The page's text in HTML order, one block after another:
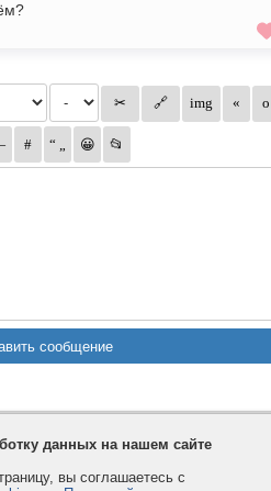
Privacy и Cookie
данных на нашем сайте
вы соглашаетесь с